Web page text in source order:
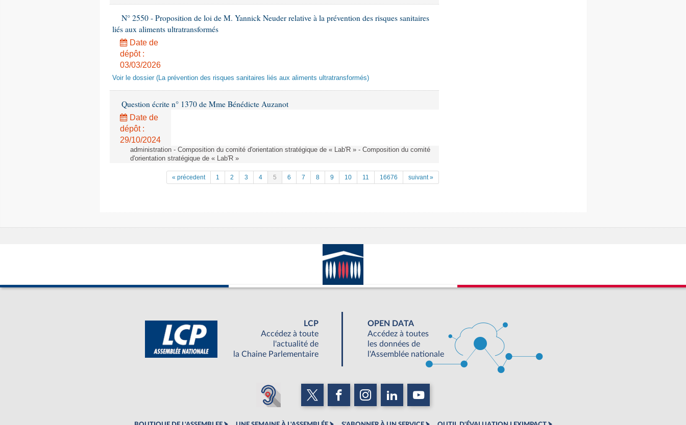
N° 2550 - Proposition de loi de M. Yannick Neuder relative à la prévention des risques sanitaires
liés aux aliments ultratransformés
Date de
dépôt :
03/03/2026
Voir le dossier (La prévention des risques sanitaires liés aux aliments ultratransformés)
Question écrite n° 1370 de Mme Bénédicte Auzanot
Date de
dépôt :
29/10/2024
administration - Composition du comité d'orientation stratégique de « Lab'R » - Composition du comité
d'orientation stratégique de « Lab'R »
« précedent 1 2 3 4 5 6 7 8 9 10 11 16676 suivant »
LCP
Accédez à toute
l'actualité de
la Chaine Parlementaire
OPEN DATA
Accédez à toutes
les données de
l'Assemblée nationale